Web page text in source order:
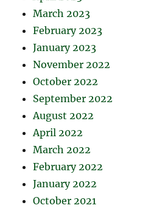
March 2023
February 2023
January 2023
November 2022
October 2022
September 2022
August 2022
April 2022
March 2022
February 2022
January 2022
October 2021